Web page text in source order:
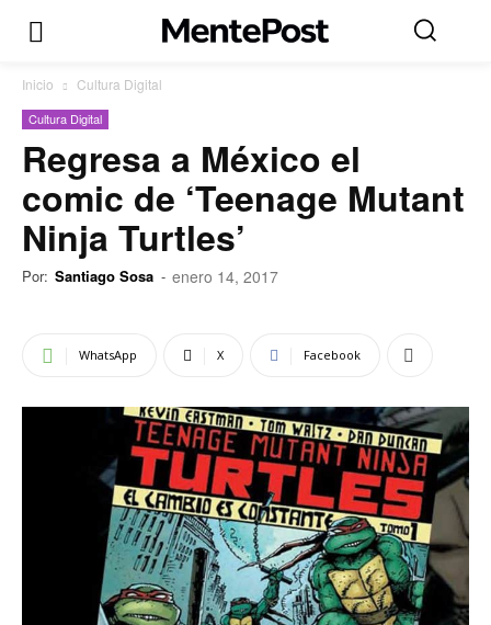
Inicio Cultura Digital
Cultura Digital
Regresa a México el
comic de ‘Teenage Mutant
Ninja Turtles’
Por: Santiago Sosa - enero 14, 2017
WhatsApp X Facebook